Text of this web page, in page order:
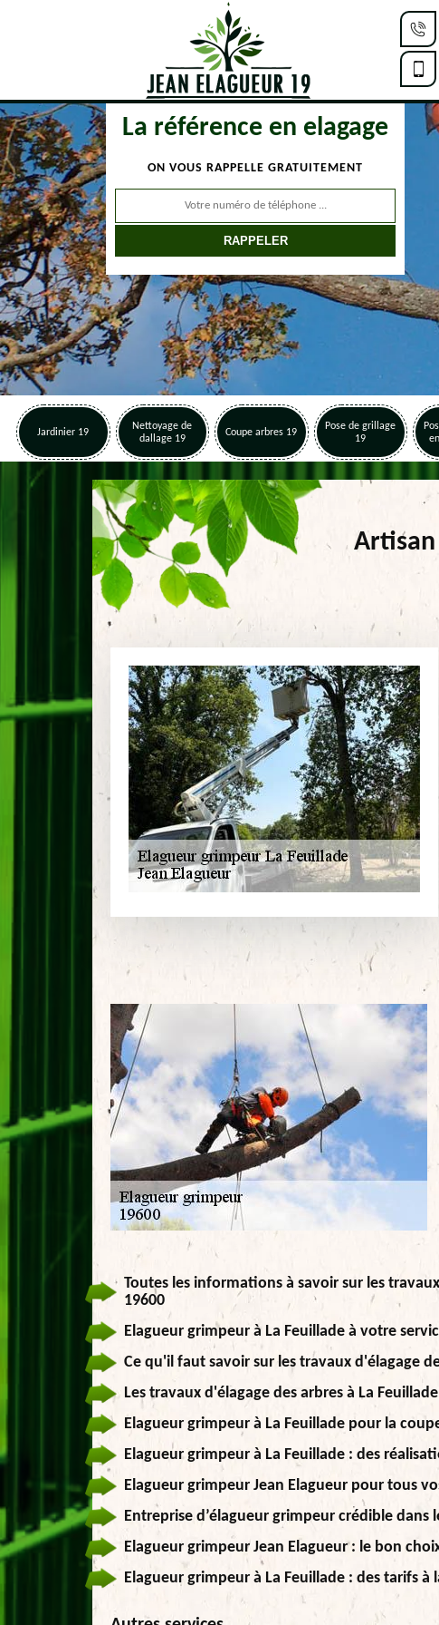
La référence en elagage
ON VOUS RAPPELLE GRATUITEMENT
Jardinier 19
Nettoyage de
dallage 19
Coupe arbres 19
Pose de grillage
19
Artisan
Toutes les informations à savoir sur les
19600
Elagueur grimpeur à La Feuillade à votre
Ce qu'il faut savoir sur les travaux d'élagage
Les travaux d'élagage des arbres à La
Elagueur grimpeur à La Feuillade pour la
Elagueur grimpeur à La Feuillade : des
Elagueur grimpeur Jean Elagueur pour tous
Entreprise d’élagueur grimpeur crédible dans
Elagueur grimpeur Jean Elagueur : le bon
Elagueur grimpeur à La Feuillade : des tarifs à